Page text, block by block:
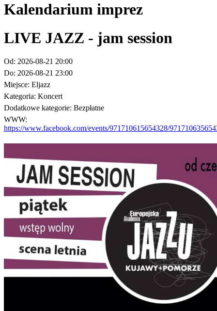
Kalendarium imprez
LIVE JAZZ - jam session
Od: 2026-08-21 20:00
Do: 2026-08-21 23:00
Miejsce: Eljazz
Kategoria: Koncert
Dodatkowe kategorie: Bezpłatne
WWW:
https://www.facebook.com/events/971710615654328/